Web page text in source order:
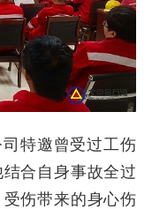
特邀曾受过工伤
合自身事故全过
伤带来的身心伤